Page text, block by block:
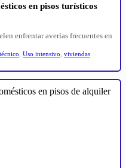
en pisos turísticos
enfrentar averías frecuentes en
Uso intensivo viviendas